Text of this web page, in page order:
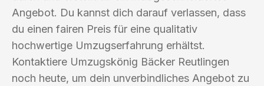
Angebot. Du kannst dich darauf verlassen, dass
du einen fairen Preis für eine qualitativ
hochwertige Umzugserfahrung erhältst.
Kontaktiere Umzugskönig Bäcker Reutlingen
noch heute, um dein unverbindliches Angebot zu